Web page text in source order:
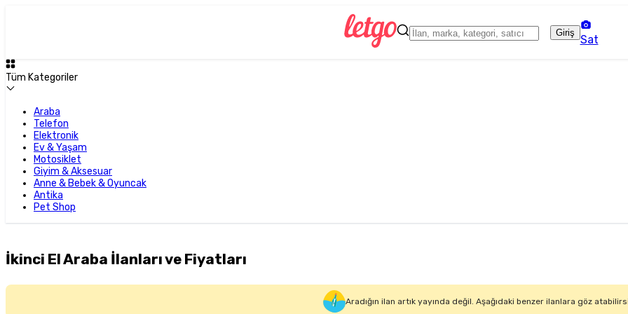
Giriş
Sat
Tüm Kategoriler
Araba
Telefon
Elektronik
Ev & Yaşam
Motosiklet
Giyim & Aksesuar
Anne & Bebek & Oyuncak
Antika
Pet Shop
İkinci El Araba İlanları ve Fiyatları
Aradığın ilan artık yayında değil. Aşağıdaki benzer ilanlara göz